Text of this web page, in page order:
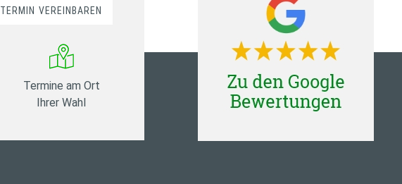
TERMIN VEREINBAREN
Termine am Ort
Ihrer Wahl